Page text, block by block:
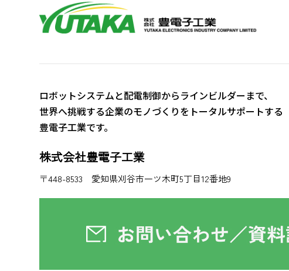
ロボットシステムと配電制御からラインビルダーまで、
世界へ挑戦する企業のモノづくりをトータルサポートする
豊電子工業です。
株式会社豊電子工業
〒448-8533 愛知県刈谷市一ツ木町5丁目12番地9